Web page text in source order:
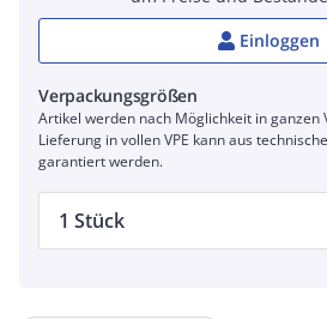
Einloggen
Verpackungsgrößen
Artikel werden nach Möglichkeit in ganzen
Lieferung in vollen VPE kann aus
garantiert werden.
1 Stück